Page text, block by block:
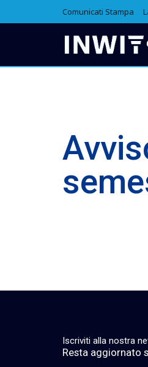
Comunicati Stampa
Iscriviti alla nostra
Resta aggiornato